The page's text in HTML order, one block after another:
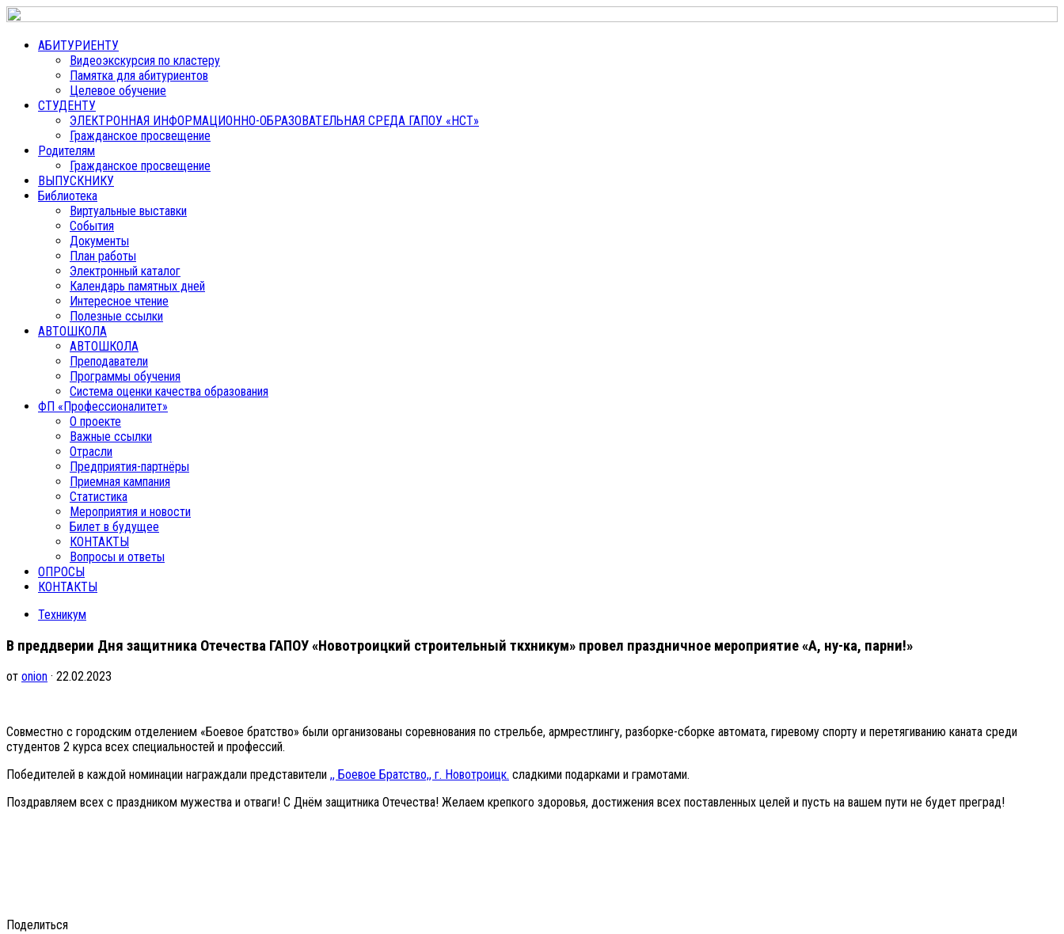
АБИТУРИЕНТУ
Видеоэкскурсия по кластеру
Памятка для абитуриентов
Целевое обучение
СТУДЕНТУ
ЭЛЕКТРОННАЯ ИНФОРМАЦИОННО-ОБРАЗОВАТЕЛЬНАЯ СРЕДА ГАПОУ «НСТ»
Гражданское просвещение
Родителям
Гражданское просвещение
ВЫПУСКНИКУ
Библиотека
Виртуальные выставки
События
Документы
План работы
Электронный каталог
Календарь памятных дней
Интересное чтение
Полезные ссылки
АВТОШКОЛА
АВТОШКОЛА
Преподаватели
Программы обучения
Система оценки качества образования
ФП «Профессионалитет»
О проекте
Важные ссылки
Отрасли
Предприятия-партнёры
Приемная кампания
Статистика
Мероприятия и новости
Билет в будущее
КОНТАКТЫ
Вопросы и ответы
ОПРОСЫ
КОНТАКТЫ
Техникум
В преддверии Дня защитника Отечества ГАПОУ «Новотроицкий строительный ткхникум» провел праздничное мероприятие «А, ну-ка, парни!»
от onion · 22.02.2023
Совместно с городским отделением «Боевое братство» были организованы соревнования по стрельбе, армрестлингу, разборке-сборке автомата, гиревому спорту и перетягиванию каната среди
студентов 2 курса всех специальностей и профессий.
Победителей в каждой номинации награждали представители ,, Боевое Братство,, г. Новотроицк. сладкими подарками и грамотами.
Поздравляем всех с праздником мужества и отваги! С Днём защитника Отечества! Желаем крепкого здоровья, достижения всех поставленных целей и пусть на вашем пути не будет преград!
Поделиться